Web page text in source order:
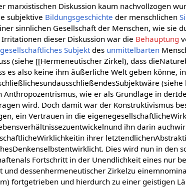
marxistischen Diskussion kaum nachvollzogen
subjektive Bildungsgeschichte der menschlichen
sinnlichen Gesellschaft der Menschen, wie sie
dieser Diskussion war die Behauptung
gesellschaftliches Subjekt des unmittelbarten
(siehe [[Hermeneutischer Zirkel), dass
es also keine ihm äußerliche Welt geben könne,
Anthropozentrismus, wie er als Grundlage in
wird. Doch damit war der Konstruktivismus
ein Vertrauen in die
ihn darin
ihrer
Dies wird nun in den
Fortschritt in der Unendlichkeit eines nur
und dessenhermeneutischer Zirkelzu
fortgetrieben und hierdurch zu einer geistigen